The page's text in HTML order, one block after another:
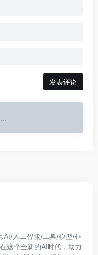
发表评论
AI/人工智能/工具/模型/框
这个全新的AI时代，助力